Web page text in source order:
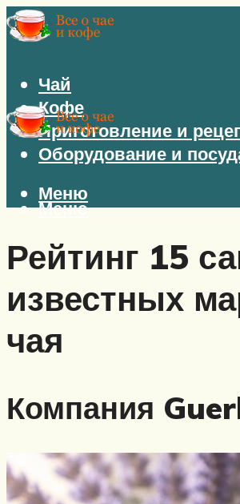
Чай
Кофе
Приготовление и
Оборудование и
Меню
Меню
Рейтинг 15
известных
чая
Компания